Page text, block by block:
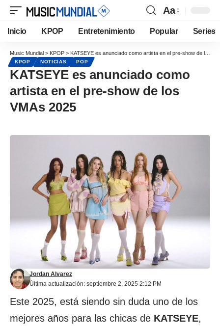
Aa
Inicio KPOP Entretenimiento Popular Series
Music Mundial > KPOP > KATSEYE es anunciado como artista en el pre-show de los VMAs 2025
KPOP NOTICIAS POP
KATSEYE es anunciado como
artista en el pre-show de los
VMAs 2025
Última actualización: septiembre 2, 2025 2:12 PM
Jordan Alvarez
Este 2025, está siendo sin duda uno de los
mejores años para las chicas de KATSEYE,